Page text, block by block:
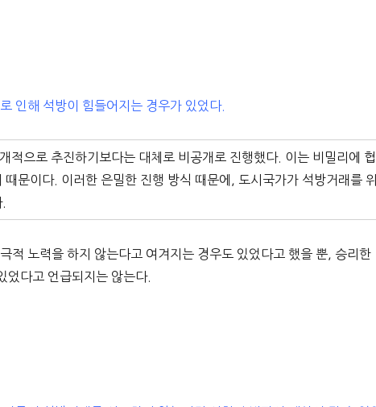
인해 석방이 힘들어지는 경우가 있었다.
적으로 추진하기보다는 대체로 비공개로 진행했다. 이는 비밀리에 협
문이다. 이러한 은밀한 진행 방식 때문에, 도시국가가 석방거래를 위
적 노력을 하지 않는다고 여겨지는 경우도 있었다고 했을 뿐, 승리한
었다고 언급되지는 않는다.